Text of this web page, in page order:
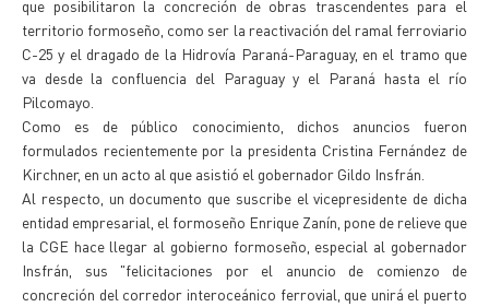
que posibilitaron la concreción de obras trascendentes para el
territorio formoseño, como ser la reactivación del ramal ferroviario
C-25 y el dragado de la Hidrovía Paraná-Paraguay, en el tramo que
va desde la confluencia del Paraguay y el Paraná hasta el río
Pilcomayo.
Como es de público conocimiento, dichos anuncios fueron
formulados recientemente por la presidenta Cristina Fernández de
Kirchner, en un acto al que asistió el gobernador Gildo Insfrán.
Al respecto, un documento que suscribe el vicepresidente de dicha
entidad empresarial, el formoseño Enrique Zanín, pone de relieve que
la CGE hace llegar al gobierno formoseño, especial al gobernador
Insfrán, sus "felicitaciones por el anuncio de comienzo de
concreción del corredor interoceánico ferrovial, que unirá el puerto